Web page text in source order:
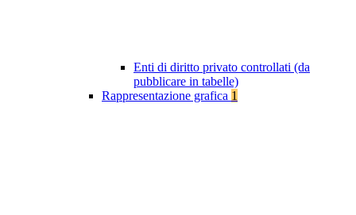
Enti di diritto privato controllati (da
pubblicare in tabelle)
Rappresentazione grafica 1